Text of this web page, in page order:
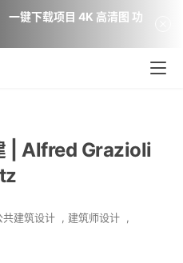
| Alfred Grazioli
共建筑设计 , 建筑师设计 ,
一键下载项目 4K 高清图 功